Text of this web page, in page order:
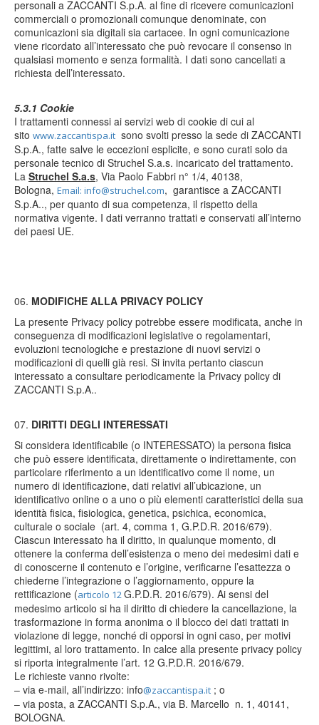
personali a ZACCANTI S.p.A. al fine di ricevere comunicazioni
commerciali o promozionali comunque denominate, con
comunicazioni sia digitali sia cartacee. In ogni comunicazione
viene ricordato all’interessato che può revocare il consenso in
qualsiasi momento e senza formalità. I dati sono cancellati a
richiesta dell’interessato.
5.3.1 Cookie
I trattamenti connessi ai servizi web di cookie di cui al
sito www.zaccantispa.it sono svolti presso la sede di ZACCANTI
S.p.A., fatte salve le eccezioni esplicite, e sono curati solo da
personale tecnico di Struchel S.a.s. incaricato del trattamento.
La Struchel S.a.s, Via Paolo Fabbri n° 1/4, 40138,
Bologna, Email: info@struchel.com, garantisce a ZACCANTI
S.p.A.., per quanto di sua competenza, il rispetto della
normativa vigente. I dati verranno trattati e conservati all’interno
dei paesi UE.
MODIFICHE ALLA PRIVACY POLICY
La presente Privacy policy potrebbe essere modificata, anche in
conseguenza di modificazioni legislative o regolamentari,
evoluzioni tecnologiche e prestazione di nuovi servizi o
modificazioni di quelli già resi. Si invita pertanto ciascun
interessato a consultare periodicamente la Privacy policy di
ZACCANTI S.p.A..
DIRITTI DEGLI INTERESSATI
Si considera identificabile (o INTERESSATO) la persona fisica
che può essere identificata, direttamente o indirettamente, con
particolare riferimento a un identificativo come il nome, un
numero di identificazione, dati relativi all’ubicazione, un
identificativo online o a uno o più elementi caratteristici della sua
identità fisica, fisiologica, genetica, psichica, economica,
culturale o sociale (art. 4, comma 1, G.P.D.R. 2016/679).
Ciascun interessato ha il diritto, in qualunque momento, di
ottenere la conferma dell’esistenza o meno dei medesimi dati e
di conoscerne il contenuto e l’origine, verificarne l’esattezza o
chiederne l’integrazione o l’aggiornamento, oppure la
rettificazione (articolo 12G.P.D.R. 2016/679). Ai sensi del
medesimo articolo si ha il diritto di chiedere la cancellazione, la
trasformazione in forma anonima o il blocco dei dati trattati in
violazione di legge, nonché di opporsi in ogni caso, per motivi
legittimi, al loro trattamento. In calce alla presente privacy policy
si riporta integralmente l’art. 12 G.P.D.R. 2016/679.
Le richieste vanno rivolte:
– via e-mail, all’indirizzo: info@zaccantispa.it ; o
– via posta, a ZACCANTI S.p.A., via B. Marcello n. 1, 40141,
BOLOGNA.